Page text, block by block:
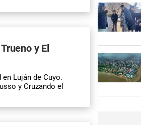
y El
Luján de Cuyo.
y Cruzando el